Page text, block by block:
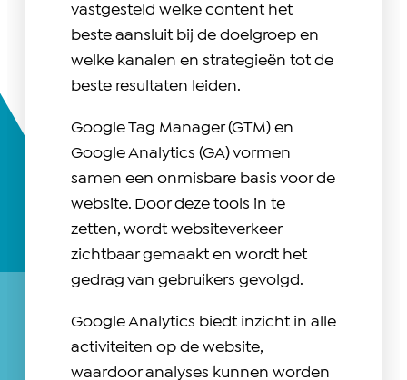
vastgesteld welke content het
beste aansluit bij de doelgroep en
welke kanalen en strategieën tot de
beste resultaten leiden.
Google Tag Manager (GTM) en
Google Analytics (GA) vormen
samen een onmisbare basis voor de
website. Door deze tools in te
zetten, wordt websiteverkeer
zichtbaar gemaakt en wordt het
gedrag van gebruikers gevolgd.
Google Analytics biedt inzicht in alle
activiteiten op de website,
waardoor analyses kunnen worden